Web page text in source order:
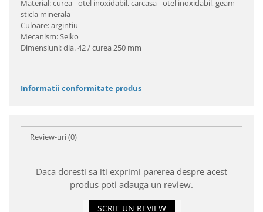
Material: curea - otel inoxidabil, carcasa - otel inoxidabil, geam -
sticla minerala
Culoare: argintiu
Mecanism: Seiko
Dimensiuni: dia. 42 / curea 250 mm
Informatii conformitate produs
Review-uri(0)
Daca doresti sa iti exprimi parerea despre acest
produs poti adauga un review.
SCRIE UN REVIEW